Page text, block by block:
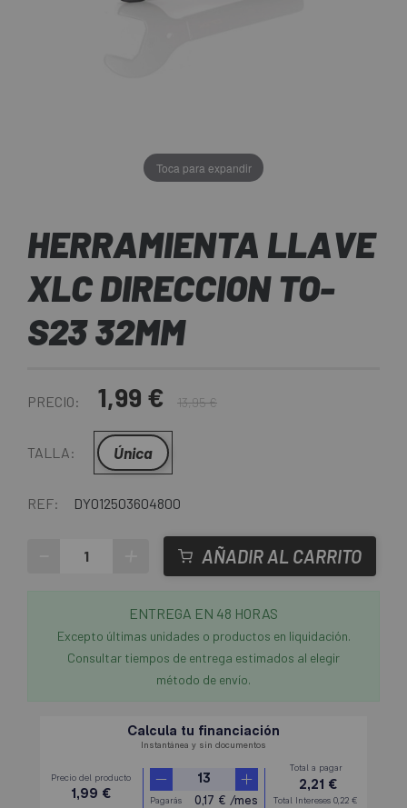
Toca para expandir
HERRAMIENTA LLAVE
XLC DIRECCION TO-
S23 32MM
PRECIO: 1,99 € 13,95 €
TALLA: Única
REF: DY012503604800
AÑADIR AL CARRITO
ENTREGA EN 48 HORAS
Excepto últimas unidades o productos en liquidación.
Consultar tiempos de entrega estimados al elegir
método de envío.